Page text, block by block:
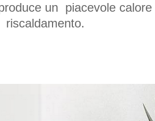
un  piacevole
riscaldamento.